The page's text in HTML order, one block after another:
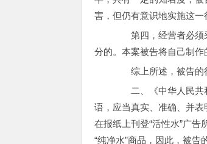
害，但仍有意识地实施这一
第四，经营者必须采
分的。本案被告将自己制作
综上所述，被告的行
二、《中华人民共和
语，应当真实、准确、并表
在报纸上刊登“活性水”广
“纯净水”商品，因此，被告